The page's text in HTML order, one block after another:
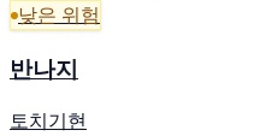
낮은 위험
반나지
토치기현